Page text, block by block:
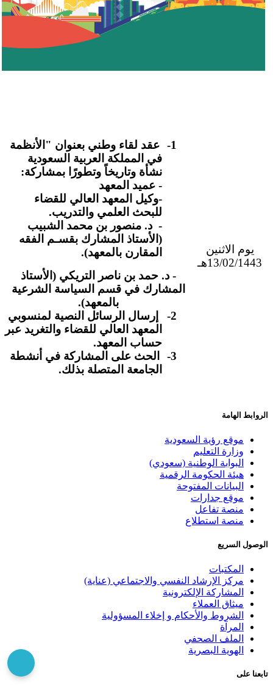
يوم الاثنين
13/02/1443هـ
1-
عقد لقاء وطني بعنوان "الأنظمة
في المملكة العربية السعودية
نشأة وتاريخاً وتطورًا بمشاركة:
- عميد المعهد
-وكيل المعهد العالي للقضاء
للبحث العلمي والتدريب.
- د. منصور بن محمد الشبيب
(الأستاذ المشارك بقسـم الفقه
المقارن بالمعهد).
- د. حمد بن ناصر التريكي (الأستاذ
المشارك في قسم السياسة الشرعية
بالمعهد).
2-
إرسال الرسائل النصية لمنسوبي
المعهد العالي للقضاء والتغريد عبر
حساب المعهد.
3-
الحث على المشاركة في أنشطة
الجامعة المتصلة بذلك.
الروابط الهامة
موقع رؤية السعودية
وزارة التعليم
البوابة الوطنية (سعودي)
هيئة الحكومة الرقمية
البيانات المفتوحة
موقع جدارات
منصة تفاعل
منصة استطلاع
الوصول السريع
المكتبات
مركز الإرشاد النفسي والاجتماعي (عناية)
المشاركة الإلكترونية
ميثاق العملاء
الشروط والأحكام و إخلاء المسؤولية
المرآة
الملف الصحفي
الهوية البصرية
تابعنا على